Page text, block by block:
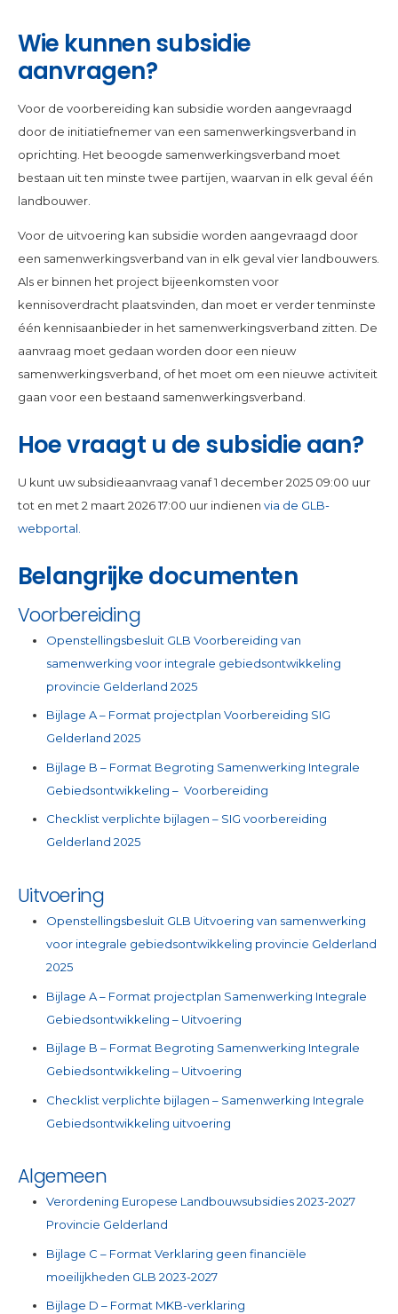
Wie kunnen subsidie
aanvragen?
Voor de voorbereiding kan subsidie worden aangevraagd
door de initiatiefnemer van een samenwerkingsverband in
oprichting. Het beoogde samenwerkingsverband moet
bestaan uit ten minste twee partijen, waarvan in elk geval één
landbouwer.
Voor de uitvoering kan subsidie worden aangevraagd door
een samenwerkingsverband van in elk geval vier landbouwers.
Als er binnen het project bijeenkomsten voor
kennisoverdracht plaatsvinden, dan moet er verder tenminste
één kennisaanbieder in het samenwerkingsverband zitten. De
aanvraag moet gedaan worden door een nieuw
samenwerkingsverband, of het moet om een nieuwe activiteit
gaan voor een bestaand samenwerkingsverband.
Hoe vraagt u de subsidie aan?
U kunt uw subsidieaanvraag vanaf 1 december 2025 09:00 uur
tot en met 2 maart 2026 17:00 uur indienen via de GLB-
webportal.
Belangrijke documenten
Voorbereiding
Openstellingsbesluit GLB Voorbereiding van
samenwerking voor integrale gebiedsontwikkeling
provincie Gelderland 2025
Bijlage A – Format projectplan Voorbereiding SIG
Gelderland 2025
Bijlage B – Format Begroting Samenwerking Integrale
Gebiedsontwikkeling – Voorbereiding
Checklist verplichte bijlagen – SIG voorbereiding
Gelderland 2025
Uitvoering
Openstellingsbesluit GLB Uitvoering van samenwerking
voor integrale gebiedsontwikkeling provincie Gelderland
2025
Bijlage A – Format projectplan Samenwerking Integrale
Gebiedsontwikkeling – Uitvoering
Bijlage B – Format Begroting Samenwerking Integrale
Gebiedsontwikkeling – Uitvoering
Checklist verplichte bijlagen – Samenwerking Integrale
Gebiedsontwikkeling uitvoering
Algemeen
Verordening Europese Landbouwsubsidies 2023-2027
Provincie Gelderland
Bijlage C – Format Verklaring geen financiële
moeilijkheden GLB 2023-2027
Bijlage D – Format MKB-verklaring